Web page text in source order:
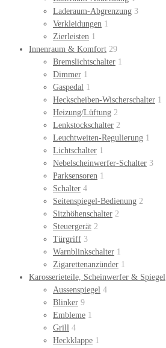
Laderaum-Abgrenzung 3
Verkleidungen 1
Zierleisten 1
Innenraum & Komfort 29
Bremslichtschalter 1
Dimmer 1
Gaspedal 1
Heckscheiben-Wischerschalter 1
Heizung/Lüftung 2
Lenkstockschalter 2
Leuchtweiten-Regulierung 1
Lichtschalter 1
Nebelscheinwerfer-Schalter 3
Parksensoren 1
Schalter 4
Seitenspiegel-Bedienung 2
Sitzhöhenschalter 2
Steuergerät 2
Türgriff 3
Warnblinkschalter 1
Zigarettenanzünder 1
Karosserieteile, Scheinwerfer & Spiegel
Aussenspiegel 4
Blinker 9
Embleme 1
Grill 4
Heckklappe 1